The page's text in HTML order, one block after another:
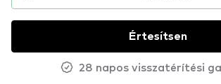
Értesítsen
28 napos visszatérítési